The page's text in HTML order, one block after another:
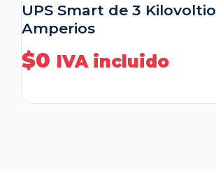
UPS Smart de 3 Kilovoltio
Amperios
$0 IVA incluido